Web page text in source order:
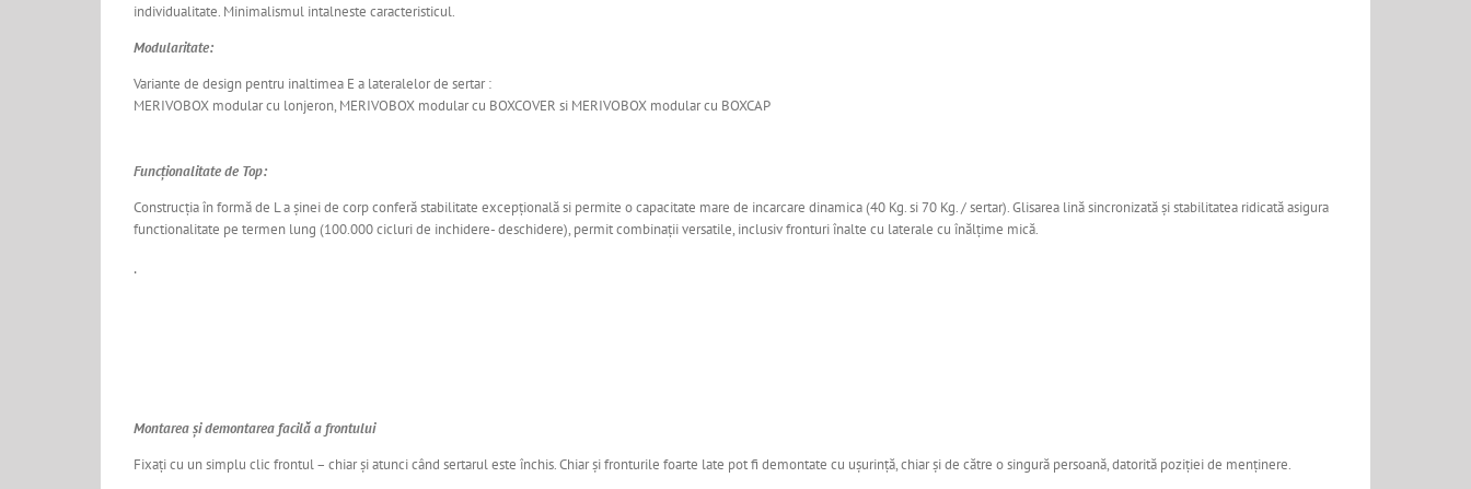
individualitate. Minimalismul intalneste caracteristicul.
Modularitate:
Variante de design pentru inaltimea E a lateralelor de sertar :
MERIVOBOX modular cu lonjeron, MERIVOBOX modular cu BOXCOVER si MERIVOBOX modular cu BOXCAP
Funcționalitate de Top:
Construcția în formă de L a șinei de corp conferă stabilitate excepțională si permite o capacitate mare de incarcare dinamica (40 Kg. si 70 Kg. / sertar). Glisarea lină sincronizată și stabilitatea ridicată asigura
functionalitate pe termen lung (100.000 cicluri de inchidere- deschidere), permit combinații versatile, inclusiv fronturi înalte cu laterale cu înălțime mică.
.
Montarea și demontarea facilă a frontului
Fixați cu un simplu clic frontul – chiar și atunci când sertarul este închis. Chiar și fronturile foarte late pot fi demontate cu ușurință, chiar și de către o singură persoană, datorită poziției de menținere.